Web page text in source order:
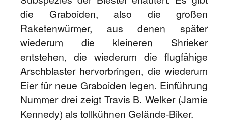
die Graboiden, also die großen
Raketenwürmer, aus denen später
wiederum die kleineren Shrieker
entstehen, die wiederum die flugfähige
Arschblaster hervorbringen, die wiederum
Eier für neue Graboiden legen. Einführung
Nummer drei zeigt Travis B. Welker (Jamie
Kennedy) als tollkühnen Gelände-Biker.